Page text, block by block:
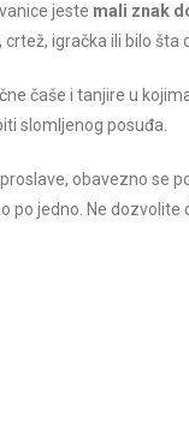
jeste mali znak
igračka ili bilo šta
čaše i tanjire u
slomljenog posuđa.
obavezno se
po jedno. Ne